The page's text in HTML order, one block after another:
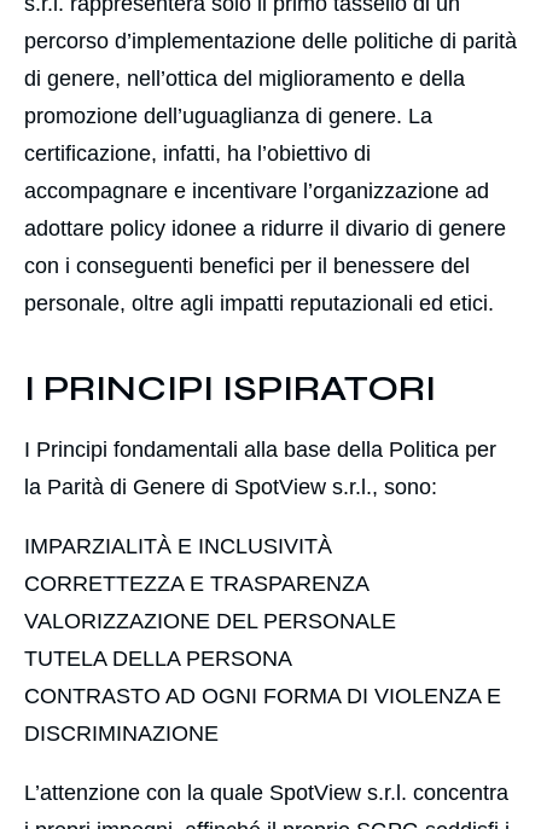
percorso d’implementazione delle politiche di parità
di genere, nell’ottica del miglioramento e della
promozione dell’uguaglianza di genere. La
certificazione, infatti, ha l’obiettivo di
accompagnare e incentivare l’organizzazione ad
adottare policy idonee a ridurre il divario di genere
con i conseguenti benefici per il benessere del
personale, oltre agli impatti reputazionali ed etici.
I PRINCIPI ISPIRATORI
I Principi fondamentali alla base della Politica per
la Parità di Genere di SpotView s.r.l., sono:
IMPARZIALITÀ E INCLUSIVITÀ
CORRETTEZZA E TRASPARENZA
VALORIZZAZIONE DEL PERSONALE
TUTELA DELLA PERSONA
CONTRASTO AD OGNI FORMA DI VIOLENZA E
DISCRIMINAZIONE
L’attenzione con la quale SpotView s.r.l. concentra